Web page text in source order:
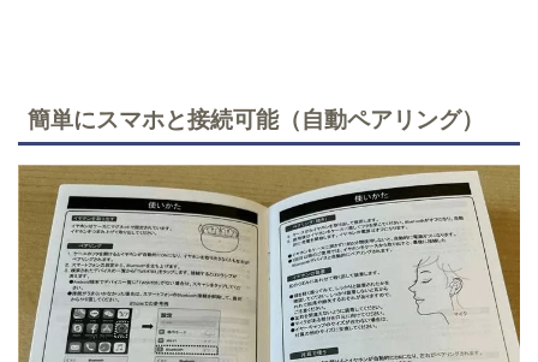
簡単にスマホと接続可能（自動ペアリング）